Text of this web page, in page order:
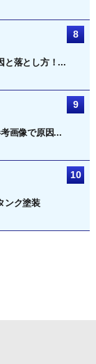
と落とし方！...
画像で原因...
ンク塗装